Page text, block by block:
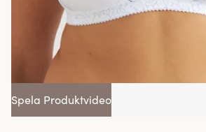
Spela Produktvideo